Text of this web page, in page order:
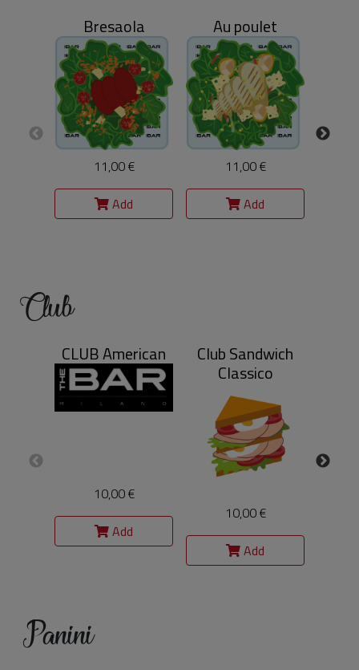
Bresaola
11,00 €
Add
Au poulet
11,00 €
Add
Club
CLUB American
10,00 €
Add
Club Sandwich
Classico
10,00 €
Add
Panini